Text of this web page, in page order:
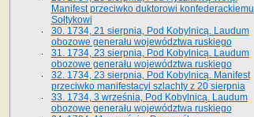
Manifest przeciwko duktorowi konfederackiemu
Sołtykowi
30. 1734, 21 sierpnia, Pod Kobylnicą. Laudum
obozowe generału województwa ruskiego
31. 1734, 23 sierpnia, Pod Kobylnicą. Laudum
obozowe generału województwa ruskiego
32. 1734, 23 sierpnia, Pod Kobylnicą. Manifest
przeciwko manifestacyi szlachty z 20 sierpnia
33. 1734, 3 września, Pod Kobylnicą. Laudum
obozowe generału województwa ruskiego